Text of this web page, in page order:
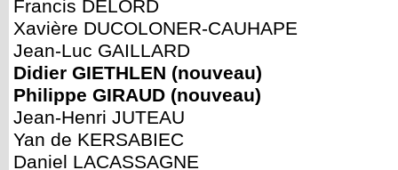
Francis DELORD
Xavière DUCOLONER-CAUHAPE
Jean-Luc GAILLARD
Didier GIETHLEN (nouveau)
Philippe GIRAUD (nouveau)
Jean-Henri JUTEAU
Yan de KERSABIEC
Daniel LACASSAGNE